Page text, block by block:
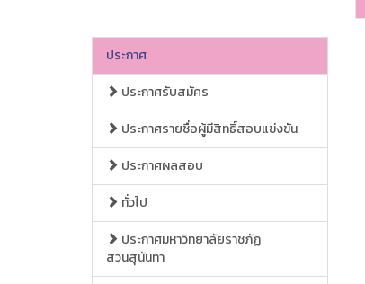
ประกาศ
ประกาศรับสมัคร
ประกาศรายชื่อผู้มีสิทธิ์สอบแข่งขัน
ประกาศผลสอบ
ทั่วไป
ประกาศมหาวิทยาลัยราชภัฏ
สวนสุนันทา